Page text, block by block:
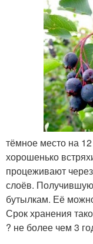
тёмное место на
хорошенько
процеживают
слоёв.
бутылкам. Её
Срок хранения
? не более чем 3